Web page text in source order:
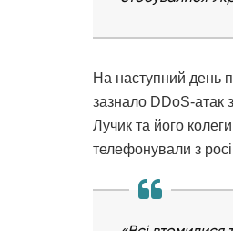
На наступний день
зазнало DDoS-атак
Лучик та його
телефонували з